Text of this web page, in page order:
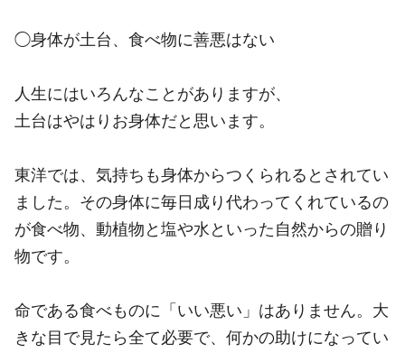
◯身体が土台、食べ物に善悪はない
人生にはいろんなことがありますが、
土台はやはりお身体だと思います。
東洋では、気持ちも身体からつくられるとされてい
ました。その身体に毎日成り代わってくれているの
が食べ物、動植物と塩や水といった自然からの贈り
物です。
命である食べものに「いい悪い」はありません。大
きな目で見たら全て必要で、何かの助けになってい